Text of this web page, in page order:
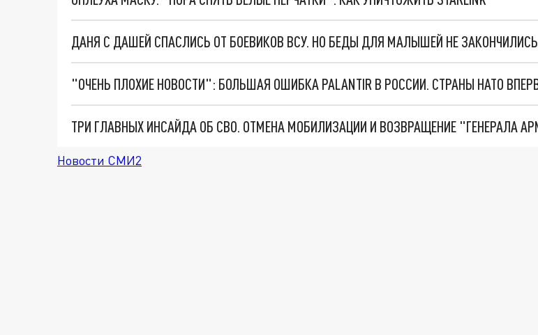
ДАНЯ С ДАШЕЙ СПАСЛИСЬ ОТ БОЕВИКОВ ВСУ. НО БЕДЫ ДЛЯ МАЛЫШЕЙ НЕ ЗАКОНЧИЛИСЬ
Новости СМИ2